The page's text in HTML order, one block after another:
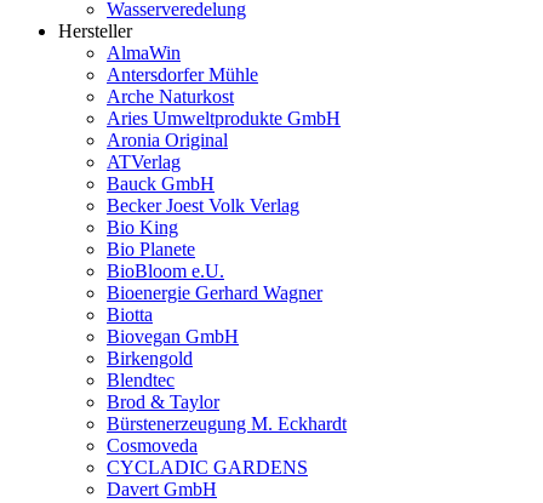
Wasserveredelung
Hersteller
AlmaWin
Antersdorfer Mühle
Arche Naturkost
Aries Umweltprodukte GmbH
Aronia Original
ATVerlag
Bauck GmbH
Becker Joest Volk Verlag
Bio King
Bio Planete
BioBloom e.U.
Bioenergie Gerhard Wagner
Biotta
Biovegan GmbH
Birkengold
Blendtec
Brod & Taylor
Bürstenerzeugung M. Eckhardt
Cosmoveda
CYCLADIC GARDENS
Davert GmbH